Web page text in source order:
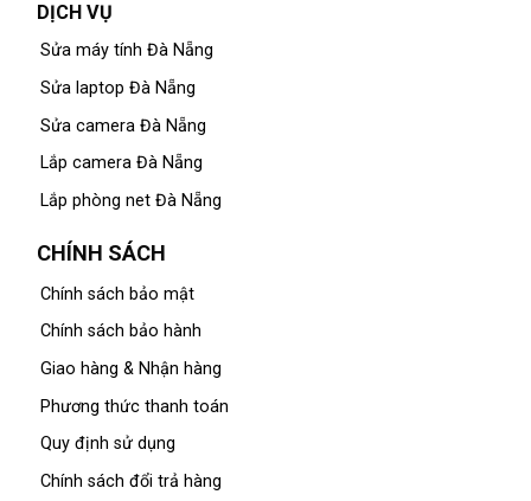
DỊCH VỤ
Sửa máy tính Đà Nẵng
Sửa laptop Đà Nẵng
Sửa camera Đà Nẵng
Lắp camera Đà Nẵng
Lắp phòng net Đà Nẵng
CHÍNH SÁCH
Chính sách bảo mật
Chính sách bảo hành
Giao hàng & Nhận hàng
Phương thức thanh toán
Quy định sử dụng
Chính sách đổi trả hàng